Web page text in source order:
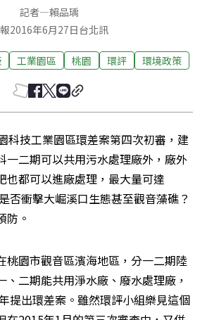
記者—賴品瑀
2016年6月27日台北訊
工業園區 桃園 環評 環境政策
科技工業園區環差案第四次初審，建
一二期可以共用污水處理廠外，廠外
也都可以進廠處理，最大量可達
否衝擊大崛溪口生態甚至觀音藻礁？
防。
桃園市觀音區濱海地區，分一二期陸
、二期能共用淨水廠、廢水處理廠，
提出環差案。雖然環評小組樂見這個